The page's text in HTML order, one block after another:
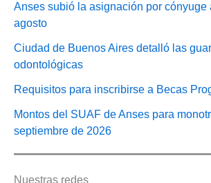
Anses subió la asignación por cónyuge
agosto
Ciudad de Buenos Aires detalló las
odontológicas
Requisitos para inscribirse a Becas
Montos del SUAF de Anses para
septiembre de 2026
Nuestras redes